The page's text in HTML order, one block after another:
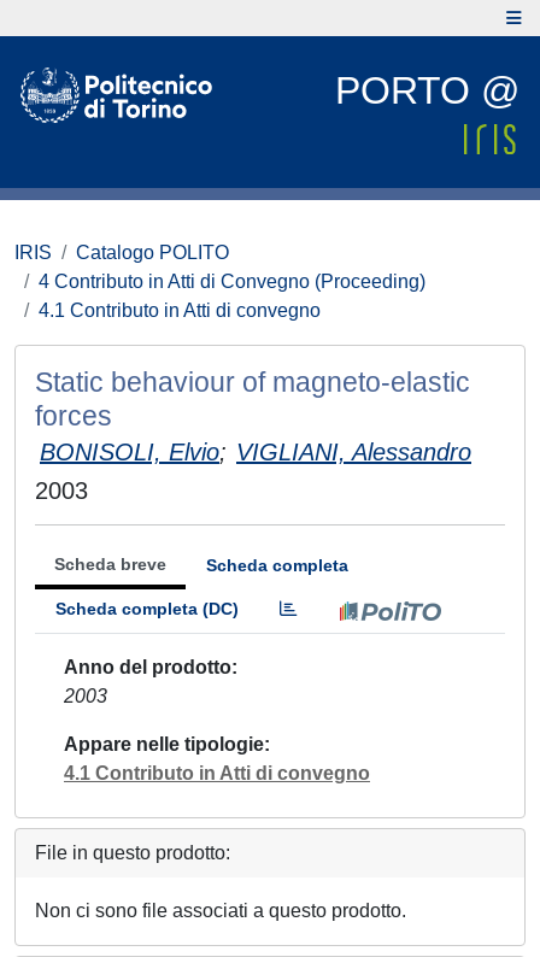
PORTO @
IRIS
Catalogo POLITO
4 Contributo in Atti di Convegno (Proceeding)
4.1 Contributo in Atti di convegno
Static behaviour of magneto-elastic
forces
BONISOLI, Elvio; VIGLIANI, Alessandro
2003
Scheda breve Scheda completa
Scheda completa (DC)
Anno del prodotto
2003
Appare nelle tipologie
4.1 Contributo in Atti di convegno
File in questo prodotto:
Non ci sono file associati a questo prodotto.